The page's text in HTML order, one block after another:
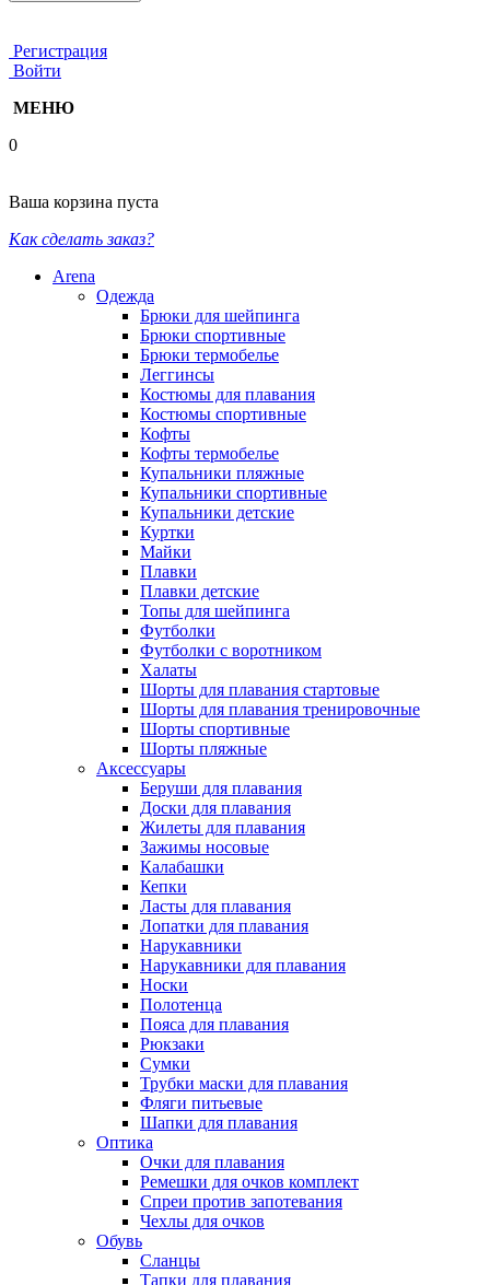
Регистрация
Войти
МЕНЮ
0
Ваша корзина пуста
Как сделать заказ?
Arena
Одежда
Брюки для шейпинга
Брюки спортивные
Брюки термобелье
Леггинсы
Костюмы для плавания
Костюмы спортивные
Кофты
Кофты термобелье
Купальники пляжные
Купальники спортивные
Купальники детские
Куртки
Майки
Плавки
Плавки детские
Топы для шейпинга
Футболки
Футболки с воротником
Халаты
Шорты для плавания стартовые
Шорты для плавания тренировочные
Шорты спортивные
Шорты пляжные
Аксессуары
Беруши для плавания
Доски для плавания
Жилеты для плавания
Зажимы носовые
Калабашки
Кепки
Ласты для плавания
Лопатки для плавания
Нарукавники
Нарукавники для плавания
Носки
Полотенца
Пояса для плавания
Рюкзаки
Сумки
Трубки маски для плавания
Фляги питьевые
Шапки для плавания
Оптика
Очки для плавания
Ремешки для очков комплект
Спреи против запотевания
Чехлы для очков
Обувь
Сланцы
Тапки для плавания